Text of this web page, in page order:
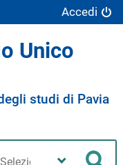
Accedi
Unico
studi di Pavia